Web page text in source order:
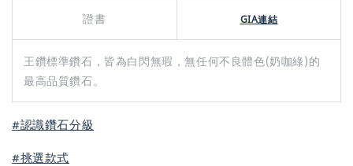
證書 GIA連結
王鑽標準鑽石，皆為白閃無瑕，無任何不良體色(奶咖綠)的
最高品質鑽石。
#認識鑽石分級
#挑選款式